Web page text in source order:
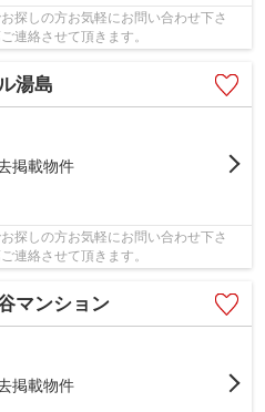
探しの方お気軽にお問い合わせ下さ
連絡させて頂きます。
湯島
掲載物件
探しの方お気軽にお問い合わせ下さ
連絡させて頂きます。
マンション
掲載物件